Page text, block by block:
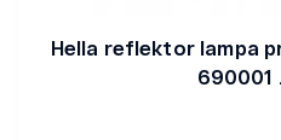
Hella reflektor lampa
690001